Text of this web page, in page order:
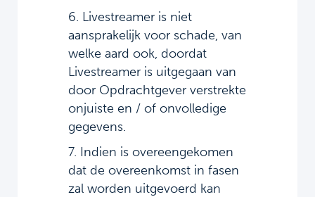
6. Livestreamer is niet
aansprakelijk voor schade, van
welke aard ook, doordat
Livestreamer is uitgegaan van
door Opdrachtgever verstrekte
onjuiste en / of onvolledige
gegevens.
7. Indien is overeengekomen
dat de overeenkomst in fasen
zal worden uitgevoerd kan